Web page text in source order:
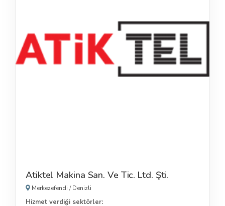
Atiktel Makina San. Ve Tic. Ltd. Şti.
Merkezefendi /Denizli
Hizmet verdiği sektörler: